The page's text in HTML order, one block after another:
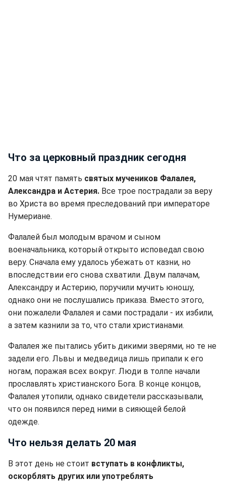
Что за церковный праздник сегодня
20 мая чтят память святых мучеников Фалалея,
Александра и Астерия. Все трое пострадали за веру
во Христа во время преследований при императоре
Нумериане.
Фалалей был молодым врачом и сыном
военачальника, который открыто исповедал свою
веру. Сначала ему удалось убежать от казни, но
впоследствии его снова схватили. Двум палачам,
Александру и Астерию, поручили мучить юношу,
однако они не послушались приказа. Вместо этого,
они пожалели Фалалея и сами пострадали - их избили,
а затем казнили за то, что стали христианами.
Фалалея же пытались убить дикими зверями, но те не
задели его. Львы и медведица лишь припали к его
ногам, поражая всех вокруг. Люди в толпе начали
прославлять христианского Бога. В конце концов,
Фалалея утопили, однако свидетели рассказывали,
что он появился перед ними в сияющей белой
одежде.
Что нельзя делать 20 мая
В этот день не стоит вступать в конфликты,
оскорблять других или употреблять